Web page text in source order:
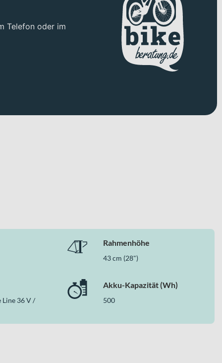
Telefon oder im
Rahmenhöhe
43 cm (28")
Line 36 V /
Akku-Kapazität (Wh)
500